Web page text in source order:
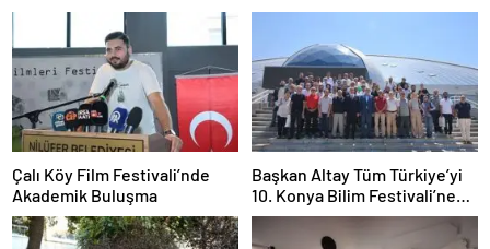
Çalı Köy Film Festivali’nde
Akademik Buluşma
Başkan Altay Tüm Türkiye’yi
10. Konya Bilim Festivali’ne
Davet Etti